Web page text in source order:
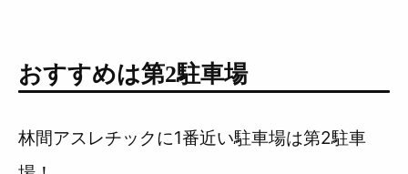
おすすめは第2駐車場
林間アスレチックに1番近い駐車場は第2駐車